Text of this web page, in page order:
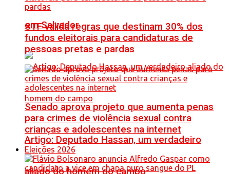
em Salvador
Artigo: Deputado Hassan, um verdadeiro
aliado do homem do campo
STF valida regras que destinam 30% dos
fundos eleitorais para candidaturas de
pessoas pretas e pardas
Senado aprova projeto que aumenta penas
para crimes de violência sexual contra
crianças e adolescentes na internet
Eleições 2026